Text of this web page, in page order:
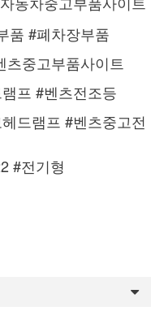
품 #폐차장부품
츠중고부품사이트
프 #벤츠전조등
드램프 #벤츠중고전
#전기형